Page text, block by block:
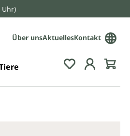
Uhr)
Über unsAktuellesKontakt
Du hast 0